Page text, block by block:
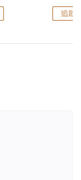
追蹤